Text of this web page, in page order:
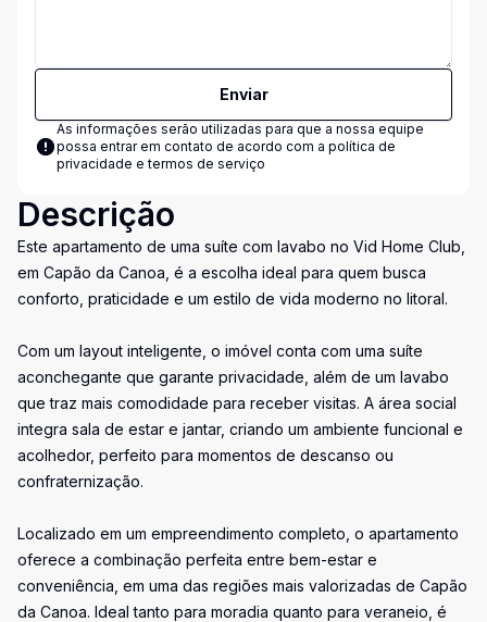
Enviar
As informações serão utilizadas para que a nossa equipe
possa entrar em contato de acordo com a política de
privacidade e termos de serviço
Descrição
Este apartamento de uma suíte com lavabo no Vid Home Club,
em Capão da Canoa, é a escolha ideal para quem busca
conforto, praticidade e um estilo de vida moderno no litoral.
Com um layout inteligente, o imóvel conta com uma suíte
aconchegante que garante privacidade, além de um lavabo
que traz mais comodidade para receber visitas. A área social
integra sala de estar e jantar, criando um ambiente funcional e
acolhedor, perfeito para momentos de descanso ou
confraternização.
Localizado em um empreendimento completo, o apartamento
oferece a combinação perfeita entre bem-estar e
conveniência, em uma das regiões mais valorizadas de Capão
da Canoa. Ideal tanto para moradia quanto para veraneio, é